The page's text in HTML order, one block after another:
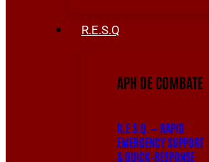
R.E.S.Q
APH DE COMBATE
R.E.S.Q. — RAPID
EMERGENCY SUPPORT
& QUICK-RESPONSE